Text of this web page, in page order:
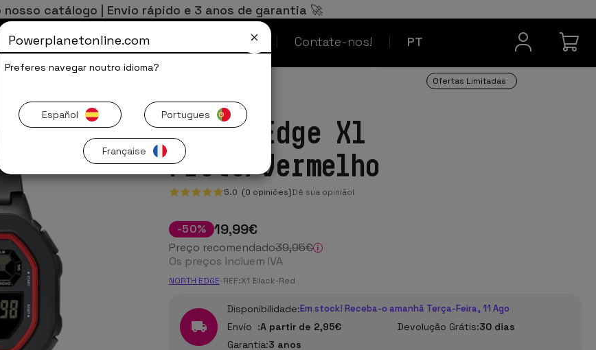
nosso catálogo | Envio rápido e 3 anos de garantia 🚀
PT
Ofertas Limitadas Contate-nos!
Contacto
Ofertas Limitadas
North Edge X1
Preto/Vermelho
5.0 (0 opiniões)Dê sua opinião!
-50% 19,99€
Preço recomendado39,95€
Os preços incluem IVA
NORTH EDGE-REF:X1 Black-Red
Disponibilidade:Em stock! Receba-o amanhã Terça-Feira, 11 Ago
Envío :A partir de 2,95€ Devolução Grátis:30 dias
Garantia:3 anos
Powerplanetonline.com
Preferes navegar noutro idioma?
Español Portugues
Française